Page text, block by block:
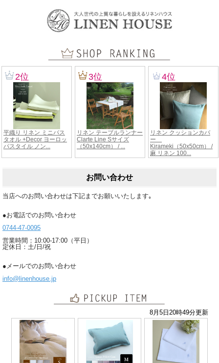
お問い合わせ
当店へのお問い合わせは下記までお願いいたします｡
●お電話でのお問い合わせ
0744-47-0095
営業時間：10:00-17:00（平日）
定休日：土/日/祝
●メールでのお問い合わせ
info@linenhouse.jp